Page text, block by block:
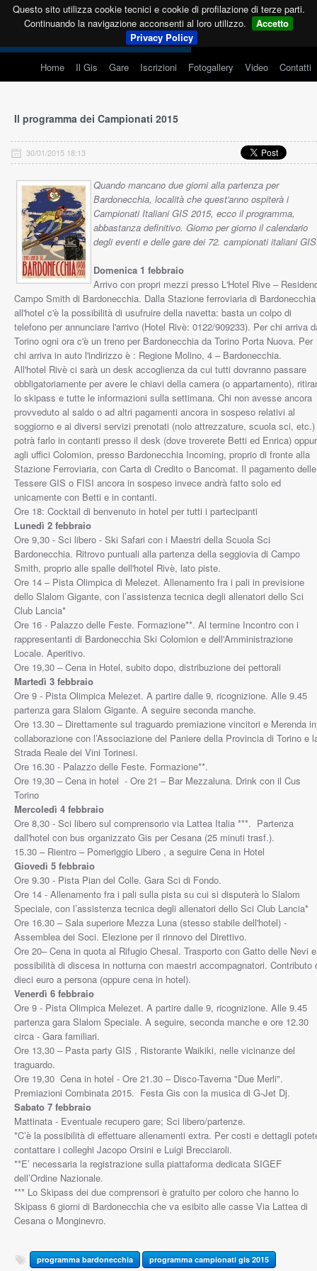
Questo sito utilizza cookie tecnici e cookie di profilazione di terze parti.
Continuando la navigazione acconsenti al loro utilizzo.
Accetto
Privacy Policy
Home Il Gis Gare Iscrizioni Fotogallery Video Contatti
Il programma dei Campionati 2015
30/01/2015 18:13
Quando mancano due giorni alla partenza per
Bardonecchia, località che quest'anno ospiterà i
Campionati Italiani GIS 2015, ecco il programma,
abbastanza definitivo. Giorno per giorno il calendario
degli eventi e delle gare dei 72. campionati italiani
Domenica 1 febbraio
Arrivo con propri mezzi presso L'Hotel Rive –
Campo Smith di Bardonecchia. Dalla Stazione ferroviaria di Bardonecchia
all'hotel c'è la possibilità di usufruire della navetta: basta un colpo di
telefono per annunciare l'arrivo (Hotel Rivè: 0122/909233). Per chi arriva
Torino ogni ora c'è un treno per Bardonecchia da Torino Porta Nuova. Per
chi arriva in auto l'indirizzo è : Regione Molino, 4 – Bardonecchia.
All'hotel Rivè ci sarà un desk accoglienza da cui tutti dovranno passare
obbligatoriamente per avere le chiavi della camera (o appartamento),
lo skipass e tutte le informazioni sulla settimana. Chi non avesse ancora
provveduto al saldo o ad altri pagamenti ancora in sospeso relativi al
soggiorno e ai diversi servizi prenotati (nolo attrezzature, scuola sci, etc.)
potrà farlo in contanti presso il desk (dove troverete Betti ed Enrica)
agli uffici Colomion, presso Bardonecchia Incoming, proprio di fronte alla
Stazione Ferroviaria, con Carta di Credito o Bancomat. Il pagamento delle
Tessere GIS o FISI ancora in sospeso invece andrà fatto solo ed
unicamente con Betti e in contanti.
Ore 18: Cocktail di benvenuto in hotel per tutti i partecipanti
Lunedì 2 febbraio
Ore 9,30 - Sci libero - Ski Safari con i Maestri della Scuola Sci
Bardonecchia. Ritrovo puntuali alla partenza della seggiovia di Campo
Smith, proprio alle spalle dell'hotel Rivè, lato piste.
Ore 14 – Pista Olimpica di Melezet. Allenamento fra i pali in previsione
dello Slalom Gigante, con l’assistenza tecnica degli allenatori dello Sci
Club Lancia*
Ore 16 - Palazzo delle Feste. Formazione**. Al termine Incontro con i
rappresentanti di Bardonecchia Ski Colomion e dell'Amministrazione
Locale. Aperitivo.
Ore 19,30 – Cena in Hotel, subito dopo, distribuzione dei pettorali
Martedì 3 febbraio
Ore 9 - Pista Olimpica Melezet. A partire dalle 9, ricognizione. Alle 9.45
partenza gara Slalom Gigante. A seguire seconda manche.
Ore 13.30 – Direttamente sul traguardo premiazione vincitori e Merenda in
collaborazione con l’Associazione del Paniere della Provincia di Torino e
Strada Reale dei Vini Torinesi.
Ore 16.30 - Palazzo delle Feste. Formazione**.
Ore 19,30 – Cena in hotel - Ore 21 – Bar Mezzaluna. Drink con il Cus
Torino
Mercoledì 4 febbraio
Ore 8,30 - Sci libero sul comprensorio via Lattea Italia ***. Partenza
dall'hotel con bus organizzato Gis per Cesana (25 minuti trasf.).
15.30 – Rientro – Pomeriggio Libero , a seguire Cena in Hotel
Giovedì 5 febbraio
Ore 9.30 - Pista Pian del Colle. Gara Sci di Fondo.
Ore 14 - Allenamento fra i pali sulla pista su cui si disputerà lo Slalom
Speciale, con l’assistenza tecnica degli allenatori dello Sci Club Lancia*
Ore 16.30 – Sala superiore Mezza Luna (stesso stabile dell'hotel) -
Assemblea dei Soci. Elezione per il rinnovo del Direttivo.
Ore 20– Cena in quota al Rifugio Chesal. Trasporto con Gatto delle Nevi e
possibilità di discesa in notturna con maestri accompagnatori. Contributo
dieci euro a persona (oppure cena in hotel).
Venerdì 6 febbraio
Ore 9 - Pista Olimpica Melezet. A partire dalle 9, ricognizione. Alle 9.45
partenza gara Slalom Speciale. A seguire, seconda manche e ore 12.30
circa - Gara familiari.
Ore 13,30 – Pasta party GIS , Ristorante Waikiki, nelle vicinanze del
traguardo.
Ore 19,30 Cena in hotel - Ore 21.30 – Disco-Taverna "Due Merli".
Premiazioni Combinata 2015. Festa Gis con la musica di G-Jet Dj.
Sabato 7 febbraio
Mattinata - Eventuale recupero gare; Sci libero/partenze.
*C’è la possibilità di effettuare allenamenti extra. Per costi e dettagli
contattare i colleghi Jacopo Orsini e Luigi Brecciaroli.
**E’ necessaria la registrazione sulla piattaforma dedicata SIGEF
dell’Ordine Nazionale.
*** Lo Skipass dei due comprensori è gratuito per coloro che hanno lo
Skipass 6 giorni di Bardonecchia che va esibito alle casse Via Lattea di
Cesana o Monginevro.
programma bardonecchia programma campionati gis 2015